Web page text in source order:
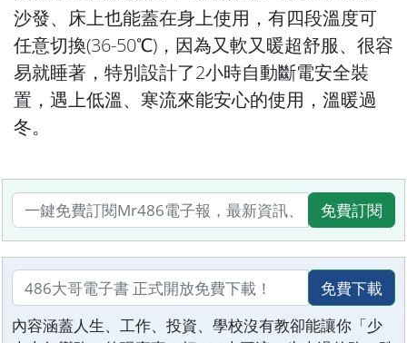
沙發、床上也能蓋在身上使用，有四段溫度可
任意切換(36-50℃)，因為又軟又暖超舒服、很容
易就睡著，特別設計了2小時自動斷電安全裝
置，遇上低溫、寒流來能安心的使用，溫暖過
冬。
免費訂閱
免費下載
內容涵蓋人生、工作、投資、學校沒有教卻能讓你「少